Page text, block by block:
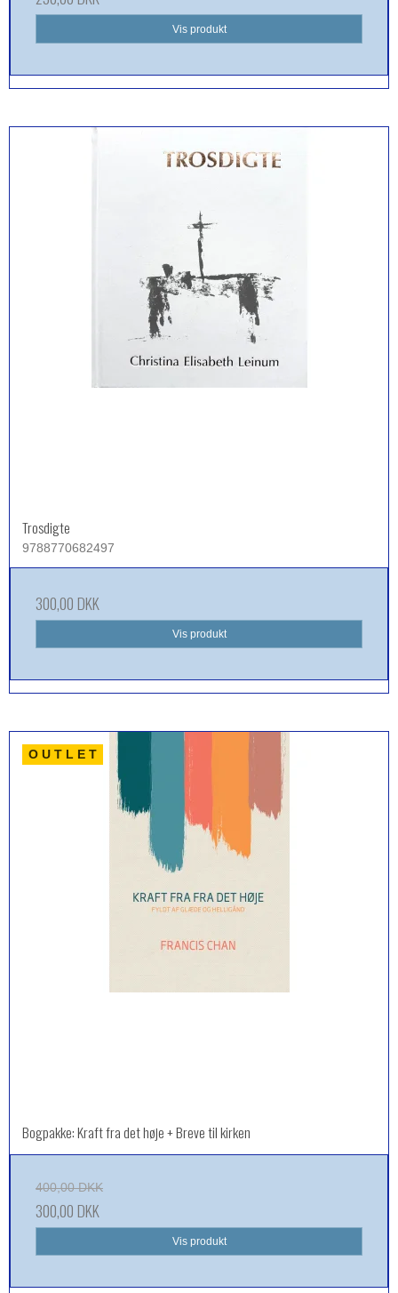
Vis produkt
Trosdigte
9788770682497
300,00 DKK
Vis produkt
O U T L E T
Bogpakke: Kraft fra det høje + Breve til kirken
400,00 DKK
300,00 DKK
Vis produkt